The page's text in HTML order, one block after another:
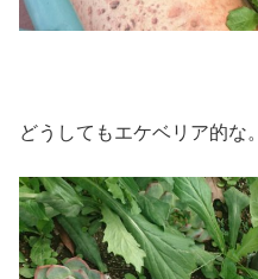
どうしてもエケベリア的な。